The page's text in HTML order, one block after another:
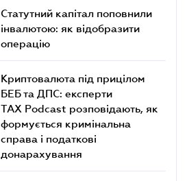
Статутний капітал поповнили
інвалютою: як відобразити
операцію
Криптовалюта під прицілом
БЕБ та ДПС: експерти
TAX Podcast розповідають, як
формується кримінальна
справа і податкові
донарахування